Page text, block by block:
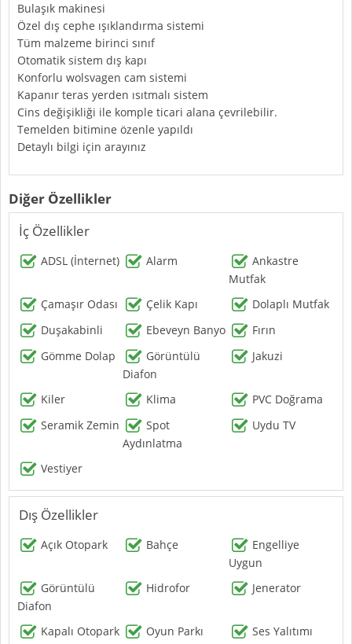
Bulaşık makinesi
Özel dış cephe ışıklandırma sistemi
Tüm malzeme birinci sınıf
Otomatik sistem dış kapı
Konforlu wolsvagen cam sistemi
Kapanır teras yerden ısıtmalı sistem
Cins değişikliği ile komple ticari alana çevrilebilir.
Temelden bitimine özenle yapıldı
Detaylı bilgi için arayınız
Diğer Özellikler
İç Özellikler
ADSL (İnternet) Alarm
Ankastre
Mutfak
Çamaşır Odası
Çelik Kapı
Dolaplı Mutfak
Duşakabinli
Ebeveyn Banyo
Fırın
Gömme Dolap
Görüntülü
Diafon
Jakuzi
Kiler Klima
PVC Doğrama
Seramik Zemin
Spot
Aydınlatma
Uydu TV
Vestiyer
Dış Özellikler
Açık Otopark Bahçe
Engelliye
Uygun
Görüntülü
Diafon
Hidrofor Jenerator
Kapalı Otopark Oyun Parkı
Ses Yalıtımı